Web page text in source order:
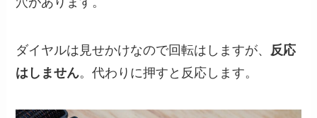
ダイヤルは見せかけなので回転はしますが、 反応
はしません。代わりに押すと反応します。